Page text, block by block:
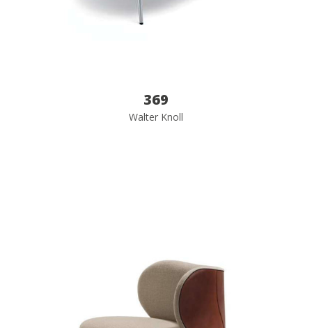
369
Walter Knoll